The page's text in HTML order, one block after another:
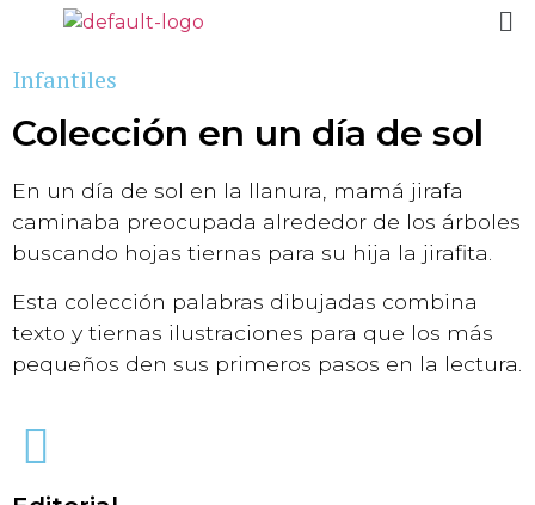
Infantiles
Colección en un día de sol
En un día de sol en la llanura, mamá jirafa
caminaba preocupada alrededor de los árboles
buscando hojas tiernas para su hija la jirafita.
Esta colección palabras dibujadas combina
texto y tiernas ilustraciones para que los más
pequeños den sus primeros pasos en la lectura.